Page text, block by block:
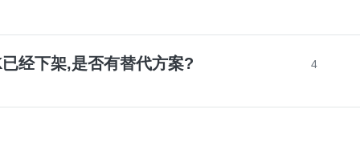
经下架,是否有替代方案? 4